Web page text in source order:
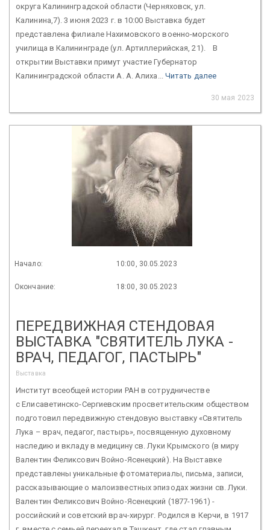
округа Калининградской области (Черняховск, ул.
Калинина,7). 3 июня 2023 г. в 10:00 Выставка будет
представлена филиале Нахимовского военно-морского
училища в Калининграде (ул. Артиллерийская, 21). В
открытии Выставки примут участие Губернатор
Калининградской области А. А. Алиха... Читать далее
30 мая 2023
Начало: 10:00, 30.05.2023
Окончание: 18:00, 30.05.2023
ПЕРЕДВИЖНАЯ СТЕНДОВАЯ
ВЫСТАВКА "СВЯТИТЕЛЬ ЛУКА -
ВРАЧ, ПЕДАГОГ, ПАСТЫРЬ"
Выставка
Институт всеобщей истории РАН в сотрудничестве
с Елисаветинско-Сергиевским просветительским обществом
подготовил передвижную стендовую выставку «Святитель
Лука – врач, педагог, пастырь», посвященную духовному
наследию и вкладу в медицину св. Луки Крымского (в миру
Валентин Феликсович Войно-Ясенецкий). На Выставке
представлены уникальные фотоматериалы, письма, записи,
рассказывающие о малоизвестных эпизодах жизни св. Луки.
Валентин Феликсович Войно-Ясенецкий (1877-1961) -
российский и советский врач-хирург. Родился в Керчи, в 1917